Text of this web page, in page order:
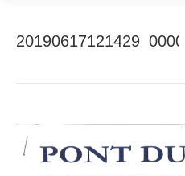
20190617121429_00001